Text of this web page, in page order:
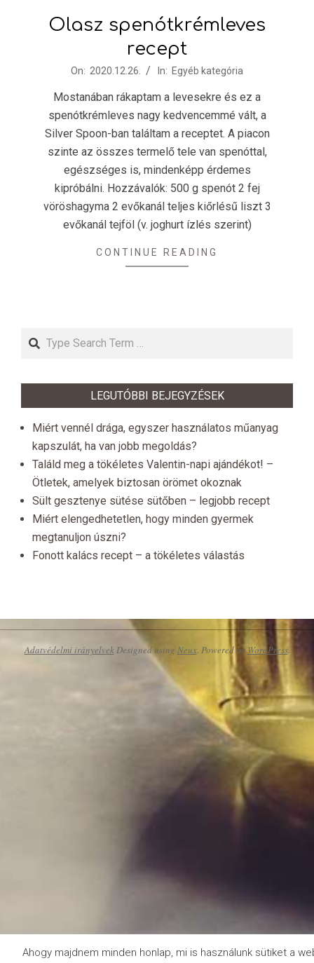
Olasz spenótkrémleves
recept
On: 2020.12.26. In: Egyéb kategória
Mostanában rákaptam a levesekre és ez a
spenótkrémleves nagy kedvencemmé vált, a
Silver Spoon-ban találtam a receptet. A piacon
szinte az összes termelő tele van spenóttal,
egészséges is, mindenképp érdemes
kipróbálni. Hozzávalók: 500 g spenót 2 fej
vöröshagyma 2 evőkanál teljes kiőrlésű liszt 3
evőkanál tejföl (v. joghurt ízlés szerint)
CONTINUE READING
Search
LEGUTÓBBI BEJEGYZÉSEK
Miért vennél drága, egyszer használatos műanyag
kapszulát, ha van jobb megoldás?
Találd meg a tökéletes Valentin-napi ajándékot! –
Ötletek, amelyek biztosan örömet okoznak
Sült gesztenye sütése sütőben – legjobb recept
Miért elengedhetetlen, hogy minden gyermek
megtanuljon úszni?
Fonott kalács recept – a tökéletes válastás
Adatvédelmi irányelvekDesigned using Neux. Powered byWordPress.
Ahogy majdnem minden honlap, mi is használunk sütiket a